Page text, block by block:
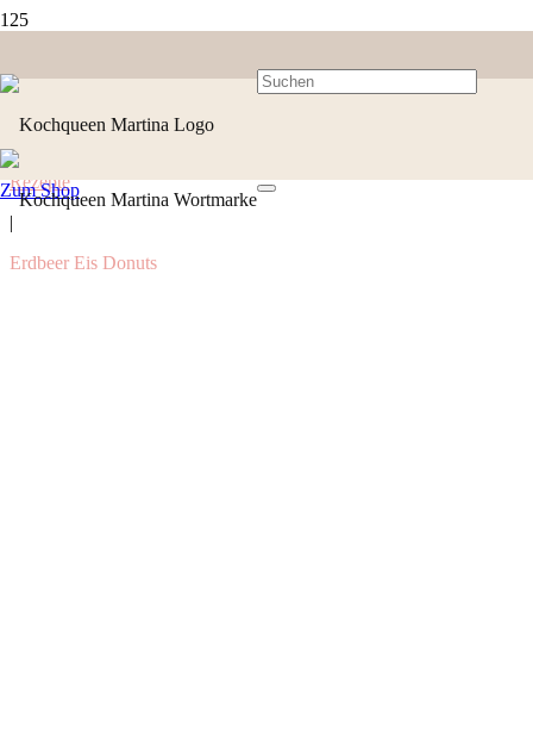
Zum Shop
Rezepte
|
Erdbeer Eis Donuts